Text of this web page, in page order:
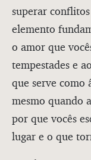
superar
elemento
o amor que
tempestades e
que serve como
mesmo quando
por que vocês
lugar e o que